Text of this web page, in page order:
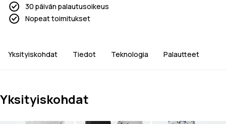
30 päivän palautusoikeus
Nopeat toimitukset
Yksityiskohdat Tiedot Teknologia Palautteet
Yksityiskohdat